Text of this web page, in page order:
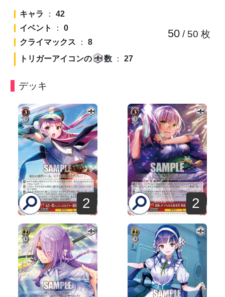
キャラ ： 42
イベント
： 0
クライマックス ： 8
トリガーアイコンの
数 ： 27
50/ 50 枚
デッキ
2 2